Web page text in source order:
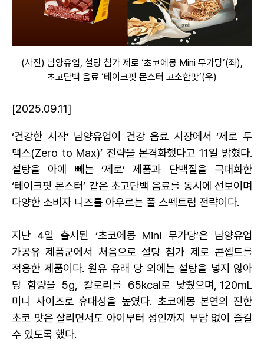
(사진) 남양유업, 설탕 첨가 제로 ‘초코에몽 Mini 무가당’(좌),
초고단백 음료 ‘테이크핏 몬스터 고소한맛’(우)
[2025.09.11]
‘건강한 시작’ 남양유업이 건강 음료 시장에서 ‘제로 투
맥스(Zero to Max)’ 전략을 본격화했다고 11일 밝혔다.
설탕을 아예 빼는 ‘제로’ 제품과 단백질을 극대화한
‘테이크핏 몬스터’ 같은 초고단백 음료를 동시에 선보이며
다양한 소비자 니즈를 아우르는 풀 스펙트럼 전략이다.
지난 4일 출시된 ‘초코에몽 Mini 무가당’은 남양유업
가공유 제 품군에서 처음으로 설탕 첨가 제로 콘셉트를
적용한 제품이다. 원유 유래 당 외에는 설탕을 넣지 않아
당 함량을 5g, 칼로리를 65kcal로 낮췄으며, 120mL
미니 사이즈로 휴대성을 높였다. 초코에몽 본연의 진한
초코 맛은 살리면서도 아이부터 성인까지 부담 없이 즐길
수 있도록 했다.